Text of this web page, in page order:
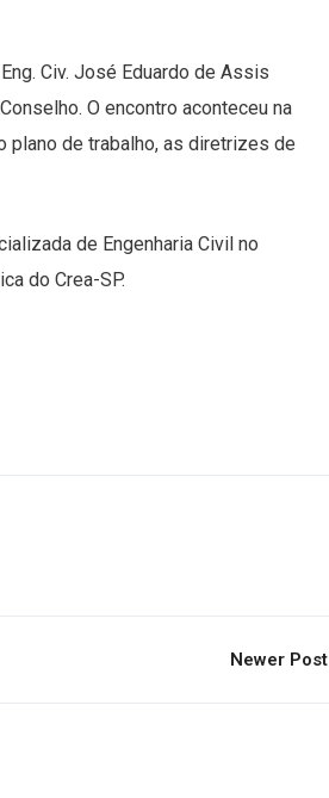
Civ. José Eduardo de Assis
O encontro aconteceu na
plano de trabalho, as diretrizes de
de Engenharia Civil no
do Crea-SP.
Newer Post